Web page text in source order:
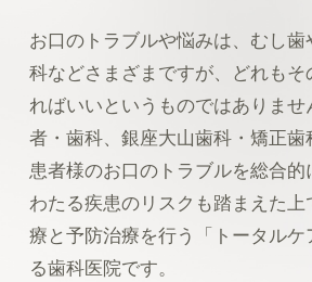
お口のトラブルや悩みは、むし
科などさまざまですが、どれもそ
ればいいというものではありませ
者・歯科、銀座大山歯科・矯正歯
患者様のお口のトラブルを総合的
わたる疾患のリスクも踏まえた
療と予防治療を行う「トータルケ
る歯科医院です。